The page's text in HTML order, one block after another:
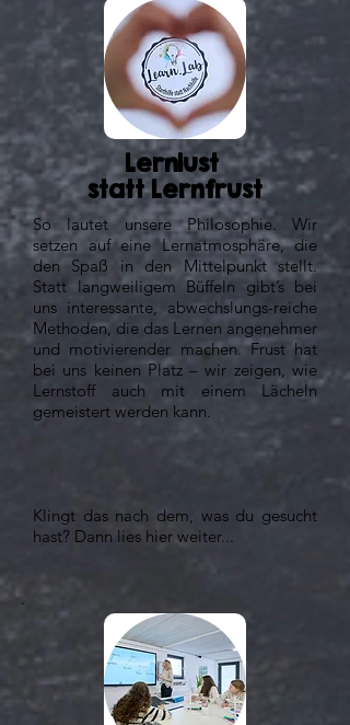
Lernlust
statt Lernfrust
So lautet unsere Philosophie. Wir
setzen auf eine Lernatmosphäre, die
den Spaß in den Mittelpunkt stellt.
Statt langweiligem Büffeln gibt’s bei
uns interessante, abwechslungs-reiche
Methoden, die das Lernen angenehmer
und motivierender machen. Frust hat
bei uns keinen Platz – wir zeigen, wie
Lernstoff auch mit einem Lächeln
gemeistert werden kann.​
​Klingt das nach dem, was du gesucht
hast? Dann lies hier weiter... ​​